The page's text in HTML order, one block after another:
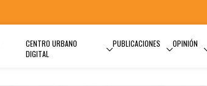
CENTRO URBANO
DIGITAL
PUBLICACIONES OPINIÓN